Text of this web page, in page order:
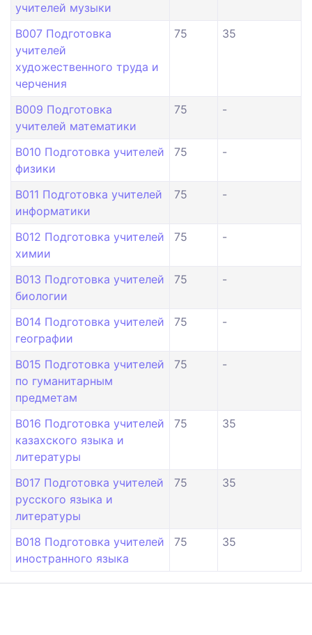
учителей музыки
B007 Подготовка
учителей
художественного труда и
черчения
75 35
B009 Подготовка
учителей математики
75 -
B010 Подготовка учителей
физики
75 -
B011 Подготовка учителей
информатики
75 -
B012 Подготовка учителей
химии
75 -
B013 Подготовка учителей
биологии
75 -
B014 Подготовка учителей
географии
75 -
B015 Подготовка учителей
по гуманитарным
предметам
75 -
B016 Подготовка учителей
казахского языка и
литературы
75 35
B017 Подготовка учителей
русского языка и
литературы
75 35
B018 Подготовка учителей
иностранного языка
75 35